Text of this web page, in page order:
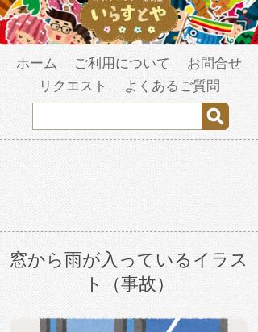
ホーム ご利用について
お問合せ
リクエスト
よくあるご質問
窓から雨が入っているイラス
ト（事故）